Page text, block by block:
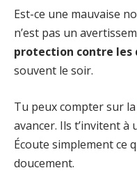
Est-ce une mauvaise
n’est pas un
protection contre les
souvent le soir.
Tu peux compter sur la
avancer. Ils t’invitent à
Écoute simplement ce
doucement.